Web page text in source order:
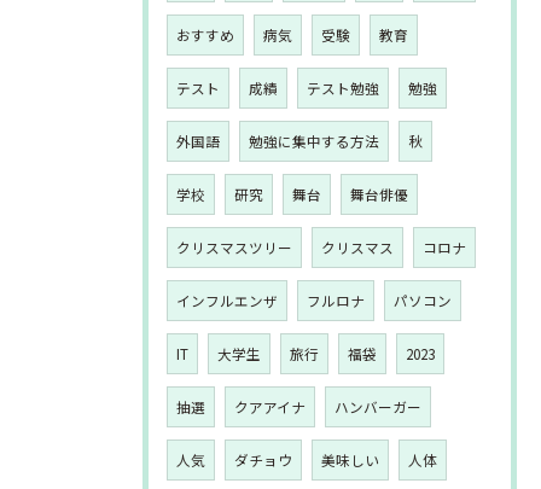
おすすめ 病気 受験 教育
テスト 成績 テスト勉強 勉強
外国語 勉強に集中する方法 秋
学校 研究 舞台 舞台俳優
クリスマスツリー クリスマス コロナ
インフルエンザ フルロナ パソコン
IT 大学生 旅行 福袋 2023
抽選 クアアイナ ハンバーガー
人気 ダチョウ 美味しい 人体